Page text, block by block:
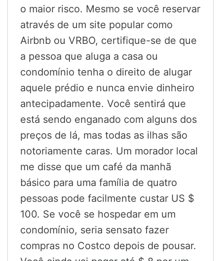
o maior risco. Mesmo se você reservar
através de um site popular como
Airbnb ou VRBO, certifique-se de que
a pessoa que aluga a casa ou
condomínio tenha o direito de alugar
aquele prédio e nunca envie dinheiro
antecipadamente. Você sentirá que
está sendo enganado com alguns dos
preços de lá, mas todas as ilhas são
notoriamente caras. Um morador local
me disse que um café da manhã
básico para uma família de quatro
pessoas pode facilmente custar US $
100. Se você se hospedar em um
condomínio, seria sensato fazer
compras no Costco depois de pousar.